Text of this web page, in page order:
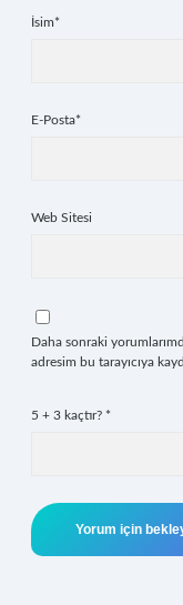
İsim*
E-Posta*
Web Sitesi
Daha sonraki
adresim bu tarayıcıya
5 + 3 kaçtır? *